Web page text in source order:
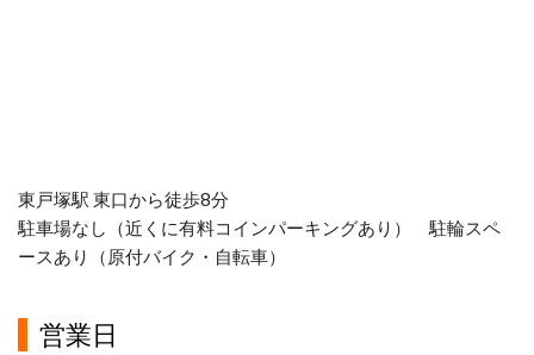
東戸塚駅 東口から徒歩8分
駐車場なし（近くに有料コインパーキングあり） 駐輪スペ
ースあり（原付バイク・自転車）
営業日